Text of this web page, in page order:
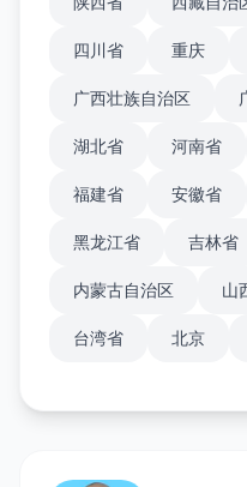
四川省 重庆
广西壮族自治区
湖北省 河南省
福建省 安徽省
黑龙江省 吉林省
内蒙古自治区 山
台湾省 北京